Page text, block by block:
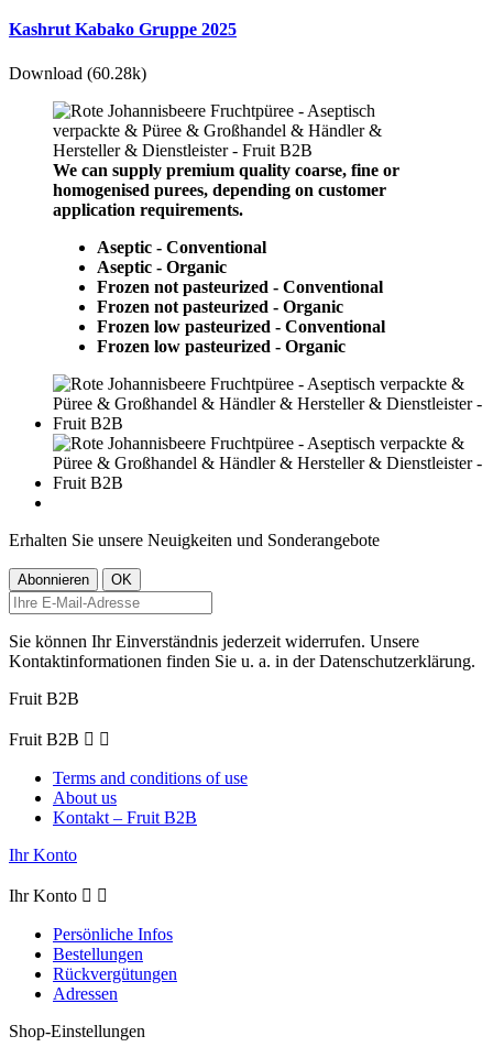
Kashrut Kabako Gruppe 2025
Download (60.28k)
We can supply premium quality coarse, fine or
homogenised purees, depending on customer
application requirements.
Aseptic - Conventional
Aseptic - Organic
Frozen not pasteurized - Conventional
Frozen not pasteurized - Organic
Frozen low pasteurized - Conventional
Frozen low pasteurized - Organic
Erhalten Sie unsere Neuigkeiten und Sonderangebote
Sie können Ihr Einverständnis jederzeit widerrufen. Unsere
Kontaktinformationen finden Sie u. a. in der Datenschutzerklärung.
Fruit B2B
Fruit B2B  
Terms and conditions of use
About us
Kontakt – Fruit B2B
Ihr Konto
Ihr Konto  
Persönliche Infos
Bestellungen
Rückvergütungen
Adressen
Shop-Einstellungen